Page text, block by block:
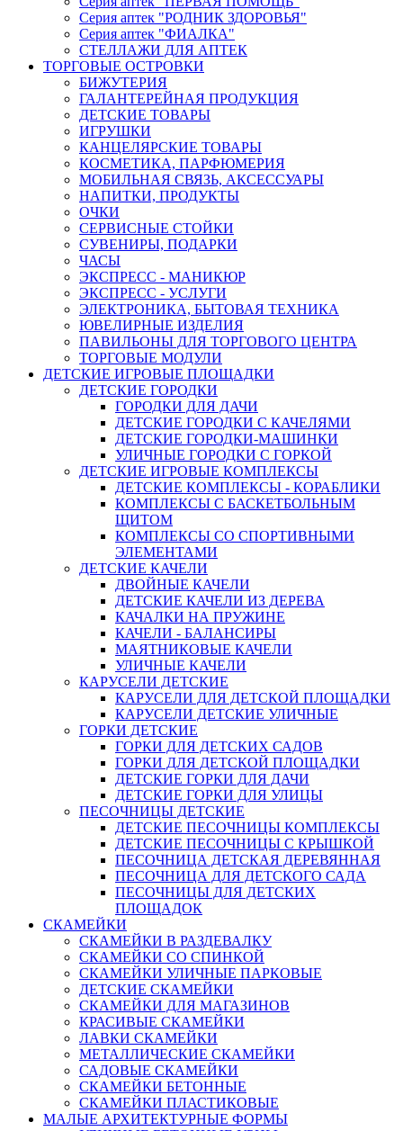
Серия аптек "РОДНИК ЗДОРОВЬЯ"
Серия аптек "ФИАЛКА"
СТЕЛЛАЖИ ДЛЯ АПТЕК
ТОРГОВЫЕ ОСТРОВКИ
БИЖУТЕРИЯ
ГАЛАНТЕРЕЙНАЯ ПРОДУКЦИЯ
ДЕТСКИЕ ТОВАРЫ
ИГРУШКИ
КАНЦЕЛЯРСКИЕ ТОВАРЫ
КОСМЕТИКА, ПАРФЮМЕРИЯ
МОБИЛЬНАЯ СВЯЗЬ, АКСЕССУАРЫ
НАПИТКИ, ПРОДУКТЫ
ОЧКИ
СЕРВИСНЫЕ СТОЙКИ
СУВЕНИРЫ, ПОДАРКИ
ЧАСЫ
ЭКСПРЕСС - МАНИКЮР
ЭКСПРЕСС - УСЛУГИ
ЭЛЕКТРОНИКА, БЫТОВАЯ ТЕХНИКА
ЮВЕЛИРНЫЕ ИЗДЕЛИЯ
ПАВИЛЬОНЫ ДЛЯ ТОРГОВОГО ЦЕНТРА
ТОРГОВЫЕ МОДУЛИ
ДЕТСКИЕ ИГРОВЫЕ ПЛОЩАДКИ
ДЕТСКИЕ ГОРОДКИ
ГОРОДКИ ДЛЯ ДАЧИ
ДЕТСКИЕ ГОРОДКИ С КАЧЕЛЯМИ
ДЕТСКИЕ ГОРОДКИ-МАШИНКИ
УЛИЧНЫЕ ГОРОДКИ С ГОРКОЙ
ДЕТСКИЕ ИГРОВЫЕ КОМПЛЕКСЫ
ДЕТСКИЕ КОМПЛЕКСЫ - КОРАБЛИКИ
КОМПЛЕКСЫ С БАСКЕТБОЛЬНЫМ
ЩИТОМ
КОМПЛЕКСЫ СО СПОРТИВНЫМИ
ЭЛЕМЕНТАМИ
ДЕТСКИЕ КАЧЕЛИ
ДВОЙНЫЕ КАЧЕЛИ
ДЕТСКИЕ КАЧЕЛИ ИЗ ДЕРЕВА
КАЧАЛКИ НА ПРУЖИНЕ
КАЧЕЛИ - БАЛАНСИРЫ
МАЯТНИКОВЫЕ КАЧЕЛИ
УЛИЧНЫЕ КАЧЕЛИ
КАРУСЕЛИ ДЕТСКИЕ
КАРУСЕЛИ ДЛЯ ДЕТСКОЙ ПЛОЩАДКИ
КАРУСЕЛИ ДЕТСКИЕ УЛИЧНЫЕ
ГОРКИ ДЕТСКИЕ
ГОРКИ ДЛЯ ДЕТСКИХ САДОВ
ГОРКИ ДЛЯ ДЕТСКОЙ ПЛОЩАДКИ
ДЕТСКИЕ ГОРКИ ДЛЯ ДАЧИ
ДЕТСКИЕ ГОРКИ ДЛЯ УЛИЦЫ
ПЕСОЧНИЦЫ ДЕТСКИЕ
ДЕТСКИЕ ПЕСОЧНИЦЫ КОМПЛЕКСЫ
ДЕТСКИЕ ПЕСОЧНИЦЫ С КРЫШКОЙ
ПЕСОЧНИЦА ДЕТСКАЯ ДЕРЕВЯННАЯ
ПЕСОЧНИЦА ДЛЯ ДЕТСКОГО САДА
ПЕСОЧНИЦЫ ДЛЯ ДЕТСКИХ
ПЛОЩАДОК
СКАМЕЙКИ
СКАМЕЙКИ В РАЗДЕВАЛКУ
СКАМЕЙКИ СО СПИНКОЙ
СКАМЕЙКИ УЛИЧНЫЕ ПАРКОВЫЕ
ДЕТСКИЕ СКАМЕЙКИ
СКАМЕЙКИ ДЛЯ МАГАЗИНОВ
КРАСИВЫЕ СКАМЕЙКИ
ЛАВКИ СКАМЕЙКИ
МЕТАЛЛИЧЕСКИЕ СКАМЕЙКИ
САДОВЫЕ СКАМЕЙКИ
СКАМЕЙКИ БЕТОННЫЕ
СКАМЕЙКИ ПЛАСТИКОВЫЕ
МАЛЫЕ АРХИТЕКТУРНЫЕ ФОРМЫ